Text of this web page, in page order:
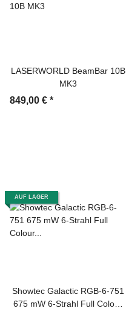
LASERWORLD BeamBar 10B
MK3
849,00 € *
AUF LAGER
Showtec Galactic RGB-6-751
675 mW 6-Strahl Full Colour